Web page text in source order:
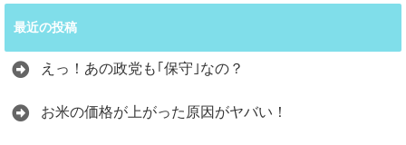
最近の投稿
えっ！あの政党も｢保守｣なの？
お米の価格が上がった原因がヤバい！